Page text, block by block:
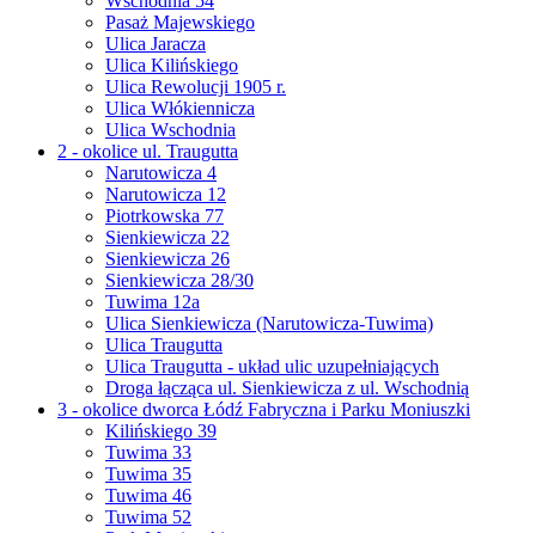
Pasaż Majewskiego
Ulica Jaracza
Ulica Kilińskiego
Ulica Rewolucji 1905 r.
Ulica Włókiennicza
Ulica Wschodnia
2 - okolice ul. Traugutta
Narutowicza 4
Narutowicza 12
Piotrkowska 77
Sienkiewicza 22
Sienkiewicza 26
Sienkiewicza 28/30
Tuwima 12a
Ulica Sienkiewicza (Narutowicza-Tuwima)
Ulica Traugutta
Ulica Traugutta - układ ulic uzupełniających
Droga łącząca ul. Sienkiewicza z ul. Wschodnią
3 - okolice dworca Łódź Fabryczna i Parku Moniuszki
Kilińskiego 39
Tuwima 33
Tuwima 35
Tuwima 46
Tuwima 52